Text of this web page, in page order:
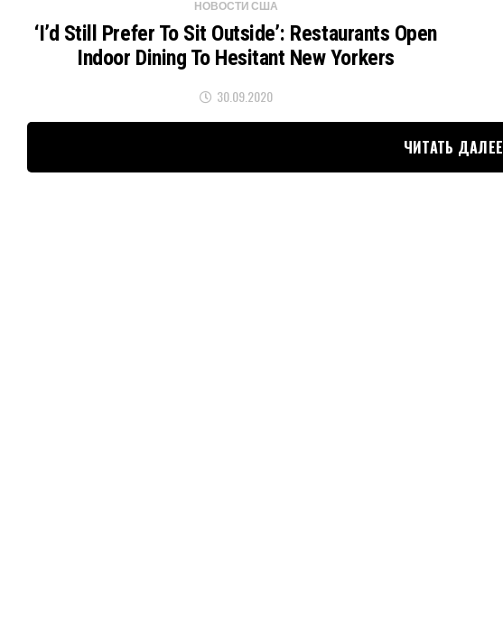
НОВОСТИ США
‘I’d Still Prefer To Sit Outside’: Restaurants Open
Indoor Dining To Hesitant New Yorkers
30.09.2020
ЧИТАТЬ ДАЛЕЕ